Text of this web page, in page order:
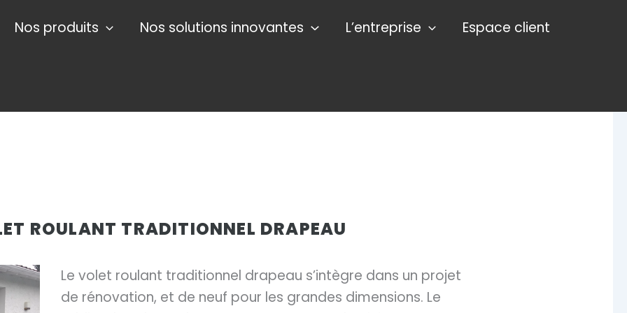
Nos produits Nos solutions innovantes L’entreprise Espace client
ROULANT TRADITIONNEL DRAPEAU
Le volet roulant traditionnel drapeau s’intègre dans un projet
de rénovation, et de neuf pour les grandes dimensions. Le